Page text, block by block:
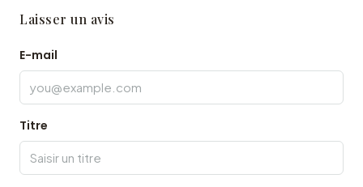
Laisser un avis
E-mail
Titre